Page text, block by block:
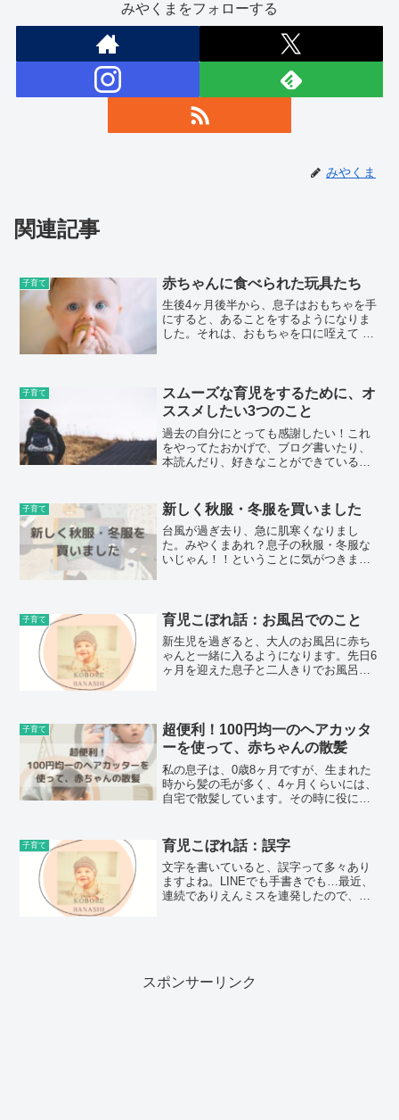
みやくまをフォローする
みやくま
関連記事
子育て 赤ちゃんに食べられた玩具たち
生後4ヶ月後半から、息子はおもちゃを手
にすると、あることをするようになりま
した。それは、おもちゃを口に咥えて は
生えてない、お口で一...
子育て
スムーズな育児をするために、オ
ススメしたい3つのこと
過去の自分にとっても感謝したい！これ
をやってたおかげで、ブログ書いたり、
本読んだり、好きなことができている！
い。妊娠中に必要な情報を整理するぶっ
ちゃけ、第一子が生まれるま...
子育て 新しく秋服・冬服を買いました
台風が過ぎ去り、急に肌寒くなりまし
た。みやくまあれ？息子の秋服・冬服な
いじゃん！！ということに気がつきまし
月）の秋・冬服を購入したの...
子育て 育児こぼれ話：お風呂でのこと
新生児を過ぎると、大人のお風呂に赤ち
ゃんと一緒に入るようになります。先日6
ヶ月を迎えた息子と二人きりでお風呂に
ように寝かせました。シャ...
子育て
超便利！100円均一のヘアカッタ
ーを使って、赤ちゃんの散髪
私の息子は、0歳8ヶ月ですが、生まれた
時から髪の毛が多く、4ヶ月くらいには、
自宅で散髪しています。その時に役に立
る道具カットに使っている道具は主に8つ
です。ヘアカッター...
子育て 育児こぼれ話：誤字
文字を書いていると、誤字って多々あり
ますよね。LINEでも手書きでも…最近、
連続でありえんミスを連発したので、投
スポンサーリンク